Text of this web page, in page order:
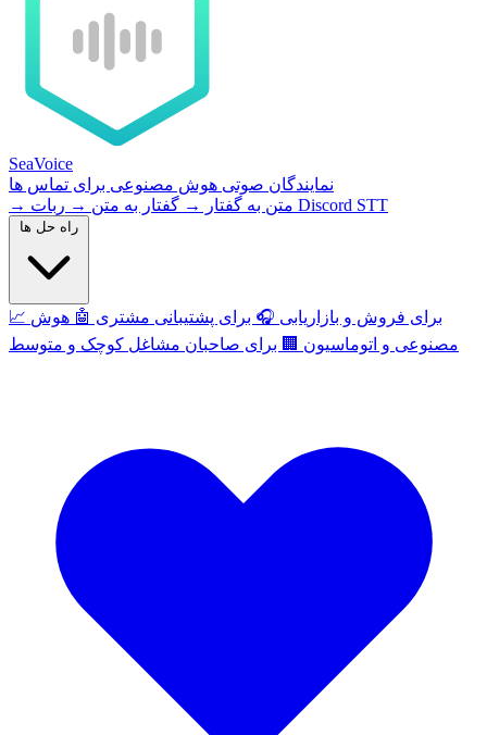
SeaVoice
نمایندگان صوتی هوش مصنوعی برای تماس ها
→
متن به گفتار → گفتار به متن → ربات Discord STT
📈 برای فروش و بازاریابی 🎧 برای پشتیبانی مشتری 🤖 هوش
مصنوعی و اتوماسیون 🏢 برای صاحبان مشاغل کوچک و متوسط